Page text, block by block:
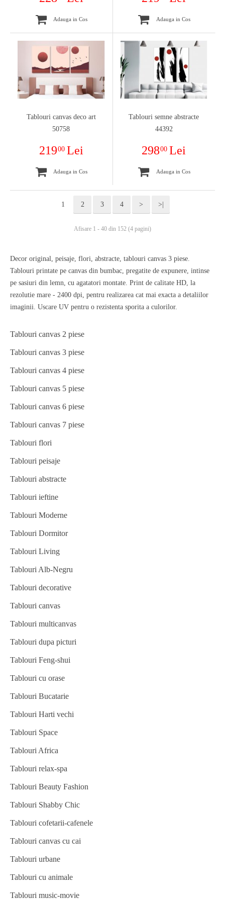
Adauga in Cos Adauga in Cos
Tablouri canvas deco art
50758
21900 Lei
Adauga in Cos
Tablouri semne abstracte
44392
29800Lei
Adauga in Cos
1 2 3 4 > >|
Afisare 1 - 40 din 152 (4 pagini)
Decor original, peisaje, flori, abstracte, tablouri canvas 3 piese.
Tablouri printate pe canvas din bumbac, pregatite de expunere, intinse
pe sasiuri din lemn, cu agatatori montate. Print de calitate HD, la
rezolutie mare - 2400 dpi, pentru realizarea cat mai exacta a detaliilor
imaginii. Uscare UV pentru o rezistenta sporita a culorilor.
Tablouri canvas 2 piese
Tablouri canvas 3 piese
Tablouri canvas 4 piese
Tablouri canvas 5 piese
Tablouri canvas 6 piese
Tablouri canvas 7 piese
Tablouri flori
Tablouri peisaje
Tablouri abstracte
Tablouri ieftine
Tablouri Moderne
Tablouri Dormitor
Tablouri Living
Tablouri Alb-Negru
Tablouri decorative
Tablouri canvas
Tablouri multicanvas
Tablouri dupa picturi
Tablouri Feng-shui
Tablouri cu orase
Tablouri Bucatarie
Tablouri Harti vechi
Tablouri Space
Tablouri Africa
Tablouri relax-spa
Tablouri Beauty Fashion
Tablouri Shabby Chic
Tablouri cofetarii-cafenele
Tablouri canvas cu cai
Tablouri urbane
Tablouri cu animale
Tablouri music-movie